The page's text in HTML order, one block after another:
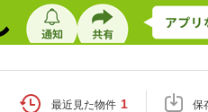
最近見た物件 1 保